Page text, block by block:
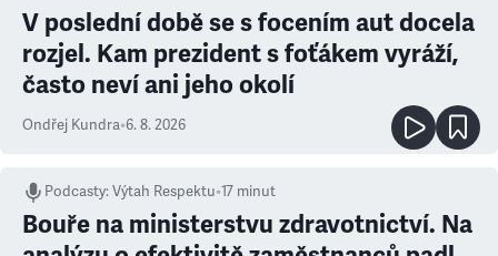
V poslední době se s focením aut docela
rozjel. Kam prezident s foťákem vyráží,
často neví ani jeho okolí
Ondřej Kundra•6. 8. 2026
Podcasty:Výtah Respektu•17 minut
Bouře na ministerstvu zdravotnictví. Na